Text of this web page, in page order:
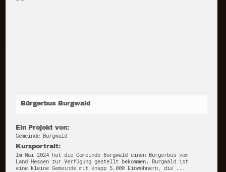
Bürgerbus Burgwald
Ein Projekt von:
Gemeinde Burgwald
Kurzportrait:
Im Mai 2024 hat die Gemeinde Burgwald einen Bürgerbus vom
Land Hessen zur Verfügung gestellt bekommen. Burgwald ist
eine kleine Gemeinde mit knapp 5.000 Einwohnern, die ...